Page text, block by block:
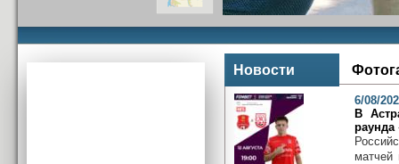
Новости
6/08/
В
раунда
матчей